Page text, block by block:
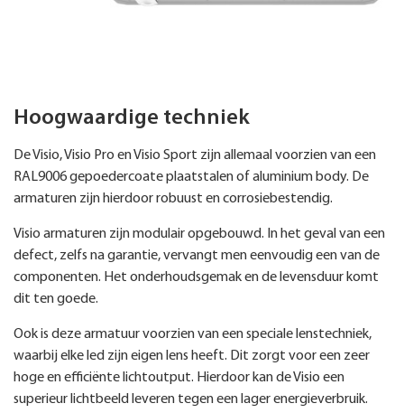
Hoogwaardige techniek
De Visio, Visio Pro en Visio Sport zijn allemaal voorzien van een
RAL9006 gepoedercoate plaatstalen of aluminium body. De
armaturen zijn hierdoor robuust en corrosiebestendig.
Visio armaturen zijn modulair opgebouwd. In het geval van een
defect, zelfs na garantie, vervangt men eenvoudig een van de
componenten. Het onderhoudsgemak en de levensduur komt
dit ten goede.
Ook is deze armatuur voorzien van een speciale lenstechniek,
waarbij elke led zijn eigen lens heeft. Dit zorgt voor een zeer
hoge en efficiënte lichtoutput. Hierdoor kan de Visio een
superieur lichtbeeld leveren tegen een lager energieverbruik.